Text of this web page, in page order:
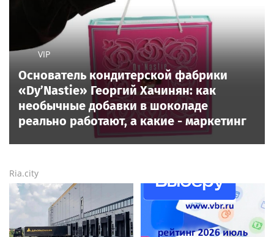
VIP
Основатель кондитерской фабрики
«Dy’Nastie» Георгий Хачинян: как
необычные добавки в шоколаде
реально работают, а какие - маркетинг
Ria.city